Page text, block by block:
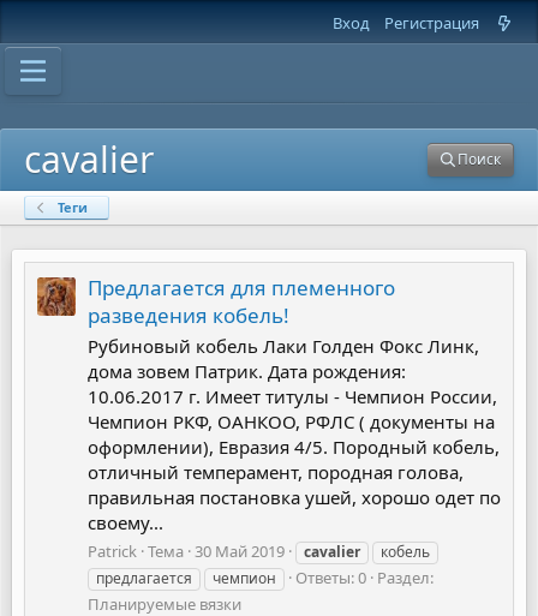
Вход Регистрация
cavalier Поиск
Теги
Предлагается для племенного
разведения кобель!
Рубиновый кобель Лаки Голден Фокс Линк,
дома зовем Патрик. Дата рождения:
10.06.2017 г. Имеет титулы - Чемпион России,
Чемпион РКФ, ОАНКОО, РФЛС ( документы на
оформлении), Евразия 4/5. Породный кобель,
отличный темперамент, породная голова,
правильная постановка ушей, хорошо одет по
своему...
Patrick Тема 30 Май 2019 cavalier
кобель
предлагается
чемпион Ответы: 0 Раздел:
Планируемые вязки